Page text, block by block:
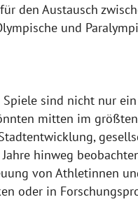
den Austausch
und
Spiele sind nicht nur
mitten im größten
hinweg
von Athletinnen
oder in